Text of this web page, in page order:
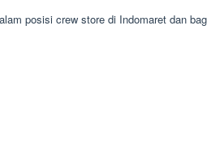
posisi crew store di Indomaret dan